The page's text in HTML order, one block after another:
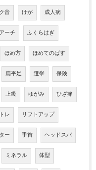
音 けが 成人病
アーチ ふくらはぎ
ほめ方 ほめてのばす
扁平足 選挙 保険
上級 ゆがみ ひざ痛
レ リフトアップ
ー 手首 ヘッドスパ
ミネラル 体型